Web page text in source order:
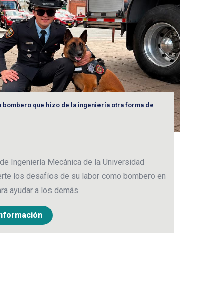
bombero que hizo de la ingeniería otra forma de
Ingeniería Mecánica de la Universidad
los desafíos de su labor como bombero en
ayudar a los demás.